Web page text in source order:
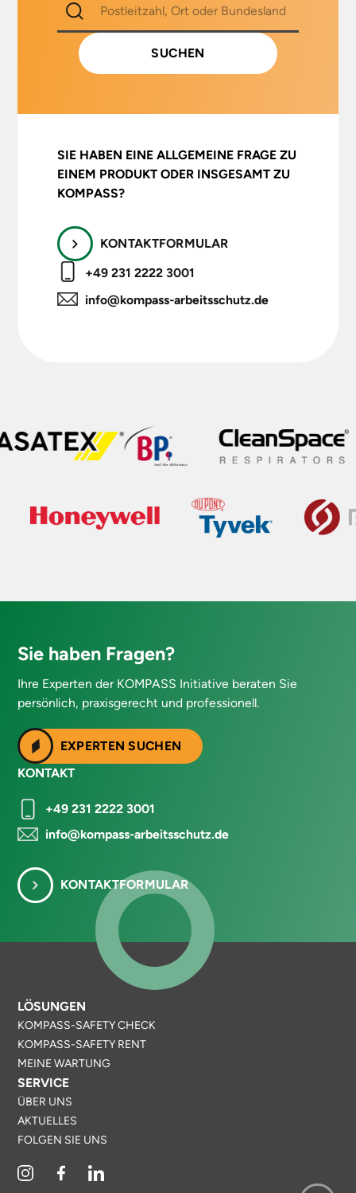
SIE HABEN EINE ALLGEMEINE FRAGE ZU
EINEM PRODUKT ODER INSGESAMT ZU
KOMPASS?
KONTAKTFORMULAR
+49 231 2222 3001
info@kompass-arbeitsschutz.de
Sie haben Fragen?
Ihre Experten der KOMPASS Initiative beraten Sie
persönlich, praxisgerecht und professionell.
EXPERTEN SUCHEN
KONTAKT
+49 231 2222 3001
info@kompass-arbeitsschutz.de
KONTAKTFORMULAR
LÖSUNGEN
KOMPASS-SAFETY CHECK
KOMPASS-SAFETY RENT
MEINE WARTUNG
SERVICE
ÜBER UNS
AKTUELLES
FOLGEN SIE UNS